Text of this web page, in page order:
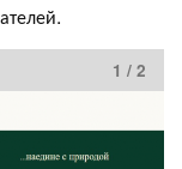
1 / 2